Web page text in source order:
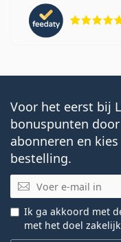
Voor het eerst bij
bonuspunten
abonneren en
bestelling.
E-mail
Ik ga akkoord met
met het doel